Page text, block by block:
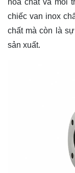
hóa chất và môi
chiếc van inox
chất mà còn là
sản xuất.